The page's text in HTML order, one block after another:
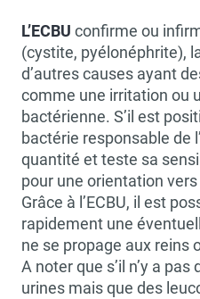
L’ECBU confirme ou
(cystite, pyélonéphrite),
d’autres causes ayant
comme une irritation ou
bactérienne. S’il est
bactérie responsable de
quantité et teste sa
pour une orientation
Grâce à l’ECBU, il est
rapidement une
ne se propage aux reins
A noter que s’il n’y a
urines mais que des